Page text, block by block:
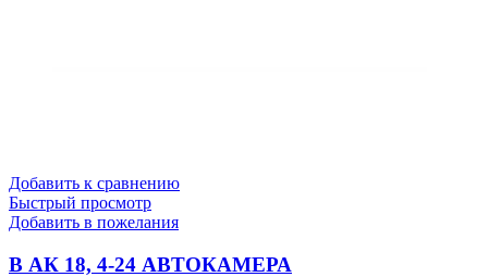
Добавить к сравнению
Быстрый просмотр
Добавить в пожелания
В АК 18, 4-24 АВТОКАМЕРА